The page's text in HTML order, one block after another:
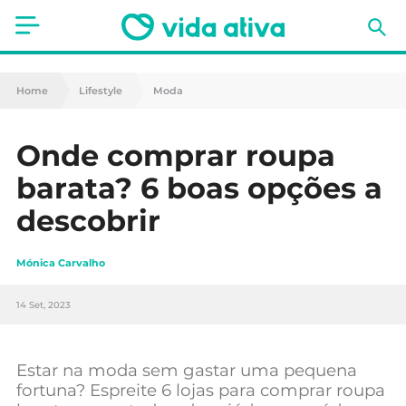
Saúde
Nutrição
Receitas
Fitness
Mães e Bebés
Home Lifestyle Moda
Onde comprar roupa
barata? 6 boas opções a
descobrir
Mónica Carvalho
14 Set, 2023
Estar na moda sem gastar uma pequena
fortuna? Espreite 6 lojas para comprar roupa